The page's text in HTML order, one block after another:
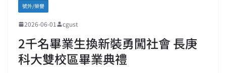
號外/榮譽
2026-06-01 cgust
2千名畢業生換新裝勇闖社會 長庚
科大雙校區畢業典禮